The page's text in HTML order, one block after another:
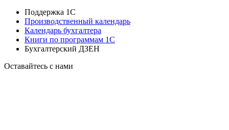
Поддержка 1С
Производственный календарь
Календарь бухгалтера
Книги по программам 1С
Бухгалтерский ДЗЕН
Оставайтесь с нами